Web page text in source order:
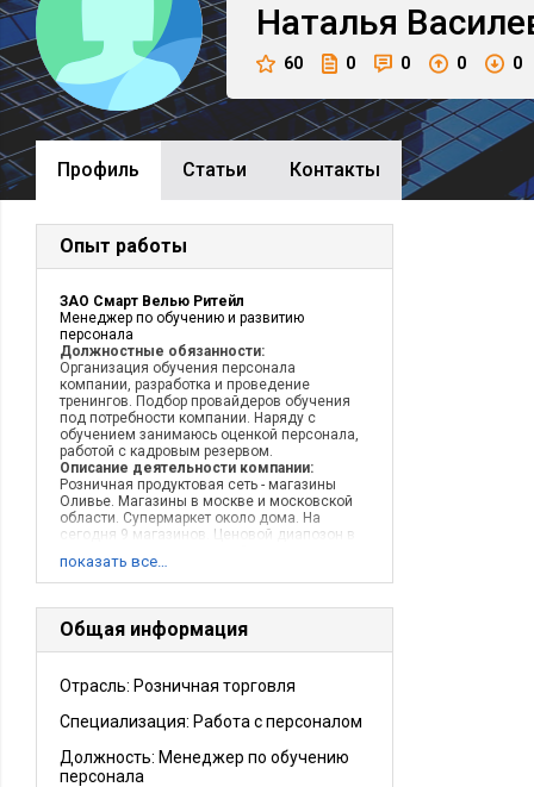
Наталья
60 0 0 0 0
Профиль Cтатьи Контакты
Опыт работы
ЗАО Смарт Велью Ритейл
Менеджер по обучению и развитию
персонала
Должностные обязанности:
Организация обучения персонала
компании, разработка и проведение
тренингов. Подбор провайдеров обучения
под потребности компании. Наряду с
обучением занимаюсь оценкой персонала,
работой с кадровым резервом.
Описание деятельности компании:
Розничная продуктовая сеть - магазины
Оливье. Магазины в москве и московской
области. Супермаркет около дома. На
сегодня 9 магазинов. Ценовой диапозон в
показать все…
Общая информация
Отрасль: Розничная торговля
Специализация: Работа с персоналом
Должность: Менеджер по обучению
персонала